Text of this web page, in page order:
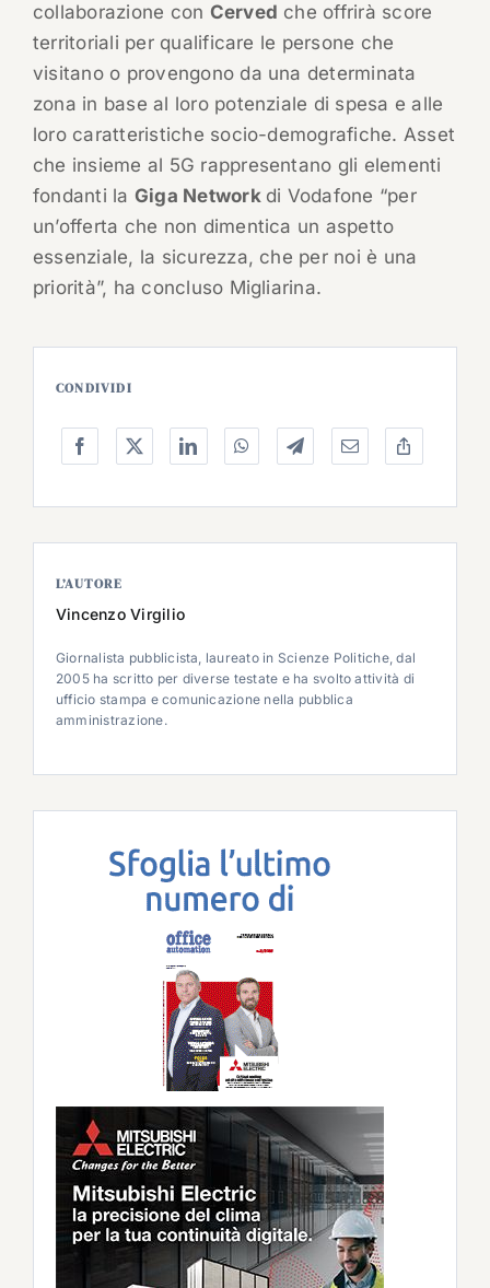
collaborazione con Cerved che offrirà score
territoriali per qualificare le persone che
visitano o provengono da una determinata
zona in base al loro potenziale di spesa e alle
loro caratteristiche socio-demografiche. Asset
che insieme al 5G rappresentano gli elementi
fondanti la Giga Network di Vodafone “per
un’offerta che non dimentica un aspetto
essenziale, la sicurezza, che per noi è una
priorità”, ha concluso Migliarina.
CONDIVIDI
L’AUTORE
Vincenzo Virgilio
Giornalista pubblicista, laureato in Scienze Politiche, dal
2005 ha scritto per diverse testate e ha svolto attività di
ufficio stampa e comunicazione nella pubblica
amministrazione.